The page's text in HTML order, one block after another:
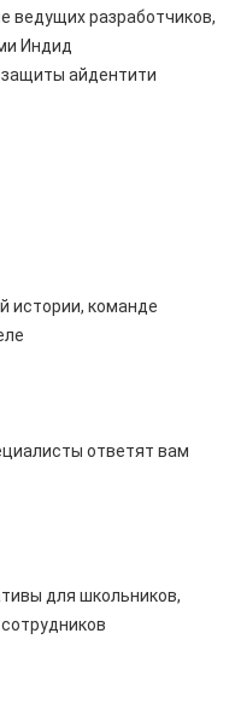
ведущих разработчиков,
Индид
защиты айдентити
истории, команде
ответят вам
для школьников,